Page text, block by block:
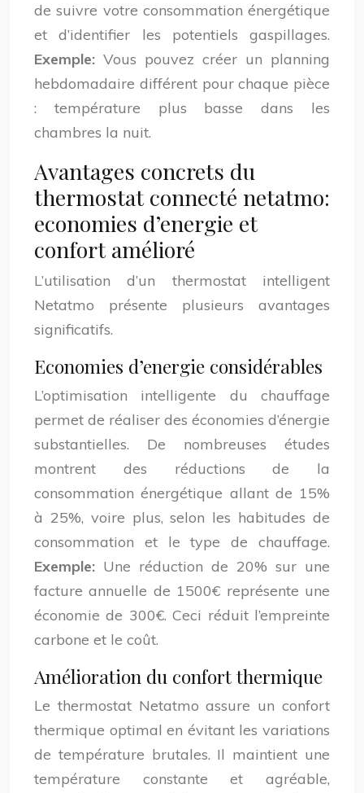
de suivre votre consommation énergétique
et d’identifier les potentiels gaspillages.
Exemple: Vous pouvez créer un planning
hebdomadaire différent pour chaque pièce
: température plus basse dans les
chambres la nuit.
Avantages concrets du
thermostat connecté netatmo:
economies d’energie et
confort amélioré
L’utilisation d’un thermostat intelligent
Netatmo présente plusieurs avantages
significatifs.
Economies d’energie considérables
L’optimisation intelligente du chauffage
permet de réaliser des économies d’énergie
substantielles. De nombreuses études
montrent des réductions de la
consommation énergétique allant de 15%
à 25%, voire plus, selon les habitudes de
consommation et le type de chauffage.
Exemple: Une réduction de 20% sur une
facture annuelle de 1500€ représente une
économie de 300€. Ceci réduit l’empreinte
carbone et le coût.
Amélioration du confort thermique
Le thermostat Netatmo assure un confort
thermique optimal en évitant les variations
de température brutales. Il maintient une
température constante et agréable,